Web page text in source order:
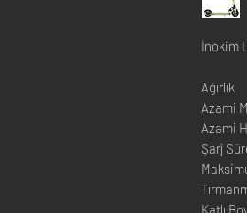
İnokim
Azami
Şarj
Katlı